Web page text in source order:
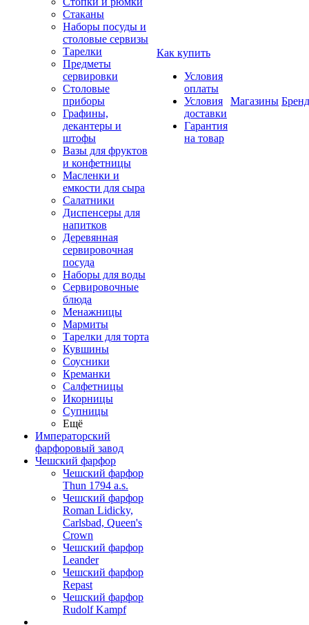
Стаканы
Наборы посуды и
столовые сервизы
Тарелки
Предметы
сервировки
Столовые
приборы
Графины,
декантеры и
штофы
Вазы для фруктов
и конфетницы
Масленки и
емкости для сыра
Салатники
Диспенсеры для
напитков
Деревянная
сервировочная
посуда
Наборы для воды
Сервировочные
блюда
Менажницы
Мармиты
Тарелки для торта
Кувшины
Соусники
Креманки
Салфетницы
Икорницы
Супницы
Ещё
Императорский
фарфоровый завод
Чешский фарфор
Чешский фарфор
Thun 1794 a.s.
Чешский фарфор
Roman Lidicky,
Carlsbad, Queen's
Crown
Чешский фарфор
Leander
Чешский фарфор
Repast
Чешский фарфор
Rudolf Kampf
Как купить
Условия
оплаты
Условия
доставки
Гарантия
на товар
Магазины